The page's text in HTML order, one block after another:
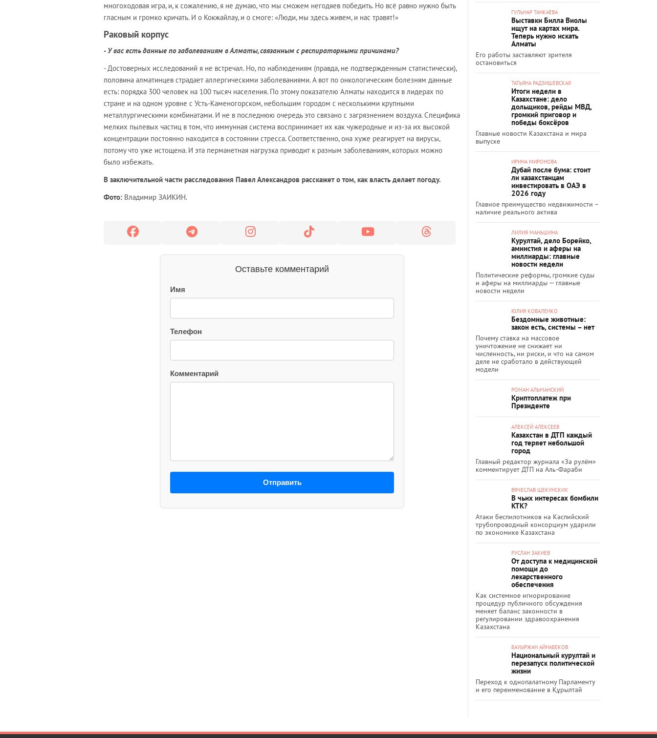
многоходовая игра, и, к сожалению, я не думаю, что мы сможем негодяев победить. Но всё равно нужно быть
гласным и громко кричать. И о Кокжайлау, и о смоге: «Люди, мы здесь живем, и нас травят!»
Раковый корпус
- У вас есть данные по заболеваниям в Алматы, связанным с респираторными причинами?
- Достоверных исследований я не встречал. Но, по наблюдениям (правда, не подтвержденным статистически),
половина алматинцев страдает аллергическими заболеваниями. А вот по онкологическим болезням данные
есть: порядка 300 человек на 100 тысяч населения. По этому показателю Алматы находится в лидерах по
стране и на одном уровне с Усть-Каменогорском, небольшим городом с несколькими крупными
металлургическими комбинатами. И не в последнюю очередь это связано с загрязнением воздуха. Специфика
мелких пылевых частиц в том, что иммунная система воспринимает их как чужеродные и из-за их высокой
концентрации постоянно находится в состоянии стресса. Соответственно, она хуже реагирует на вирусы,
потому что уже истощена. И эта перманетная нагрузка приводит к разным заболеваниям, которых можно
было избежать.
В заключительной части расследования Павел Александров расскажет о том, как власть делает погоду.
Фото: Владимир ЗАИКИН.
Оставьте комментарий
Имя
Телефон
Комментарий
Отправить
ГУЛЬНАР ТАНКАЕВА
Выставки Билла Виолы
ищут на картах мира.
Теперь нужно искать
Алматы
Его работы заставляют зрителя
остановиться
ТАТЬЯНА РАДЗИШЕВСКАЯ
Итоги недели в
Казахстане: дело
дольщиков, рейды МВД,
громкий приговор и
победы боксёров
Главные новости Казахстана и мира
выпуске
ИРИНА МИРОНОВА
Дубай после бума: стоит
ли казахстанцам
инвестировать в ОАЭ в
2026 году
Главное преимущество недвижимости –
наличие реального актива
ЛИЛИЯ МАНЬШИНА
Курултай, дело Борейко,
амнистия и аферы на
миллиарды: главные
новости недели
Политические реформы, громкие суды
и аферы на миллиарды — главные
новости недели
ЮЛИЯ КОВАЛЕНКО
Бездомные животные:
закон есть, системы – нет
Почему ставка на массовое
уничтожение не снижает ни
численность, ни риски, и что на самом
деле не сработало в действующей
модели
РОМАН АЛЬМАНСКИЙ
Криптоплатеж при
Президенте
АЛЕКСЕЙ АЛЕКСЕЕВ
Казахстан в ДТП каждый
год теряет небольшой
город
Главный редактор журнала «За рулём»
комментирует ДТП на Аль-Фараби
ВЯЧЕСЛАВ ЩЕКУНСКИХ
В чьих интересах бомбили
КТК?
Атаки беспилотников на Каспийский
трубопроводный консорциум ударили
по экономике Казахстана
РУСЛАН ЗАКИЕВ
От доступа к медицинской
помощи до
лекарственного
обеспечения
Как системное игнорирование
процедур публичного обсуждения
меняет баланс законности в
регулировании здравоохранения
Казахстана
БАУЫРЖАН АЙНАБЕКОВ
Национальный курултай и
перезапуск политической
жизни
Переход к однопалатному Парламенту
и его переименование в Құрылтай